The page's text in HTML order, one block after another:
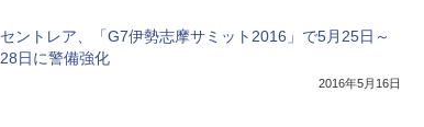
セントレア、「G7伊勢志摩サミット2016」で5月25日～
28日に警備強化
2016年5月16日